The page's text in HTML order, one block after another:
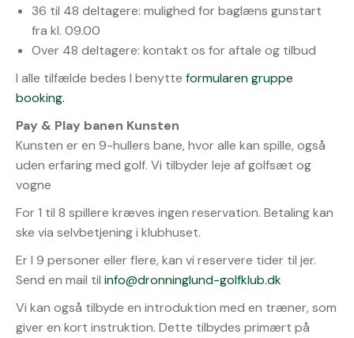
36 til 48 deltagere: mulighed for baglæns gunstart
fra kl. 09.00
Over 48 deltagere: kontakt os for aftale og tilbud
I alle tilfælde bedes I benytte formularen gruppe
booking.
Pay & Play banen Kunsten
Kunsten er en 9-hullers bane, hvor alle kan spille, også
uden erfaring med golf. Vi tilbyder leje af golfsæt og
vogne
For 1 til 8 spillere kræves ingen reservation. Betaling kan
ske via selvbetjening i klubhuset.
Er I 9 personer eller flere, kan vi reservere tider til jer.
Send en mail til info@dronninglund-golfklub.dk
Vi kan også tilbyde en introduktion med en træner, som
giver en kort instruktion. Dette tilbydes primært på